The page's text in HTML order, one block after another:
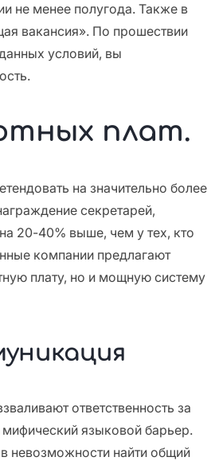
не менее полугода. Также в
вакансия». По прошествии
условий, вы
плат.
на значительно более
секретарей,
20-40% выше, чем у тех, кто
компании предлагают
плату, но и мощную систему
ответственность за
языковой барьер.
невозможности найти общий